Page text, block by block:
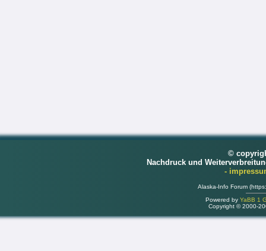
©
Nachdruck und
-
Alaska-Info Forum
Powered by YaBB 1
Copyright © 2000-